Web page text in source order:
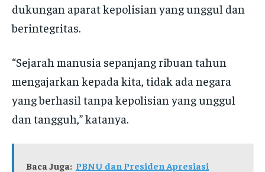
dukungan aparat kepolisian yang unggul dan
berintegritas.
“Sejarah manusia sepanjang ribuan tahun
mengajarkan kepada kita, tidak ada negara
yang berhasil tanpa kepolisian yang unggul
dan tangguh,” katanya.
Baca Juga: PBNU dan Presiden Apresiasi